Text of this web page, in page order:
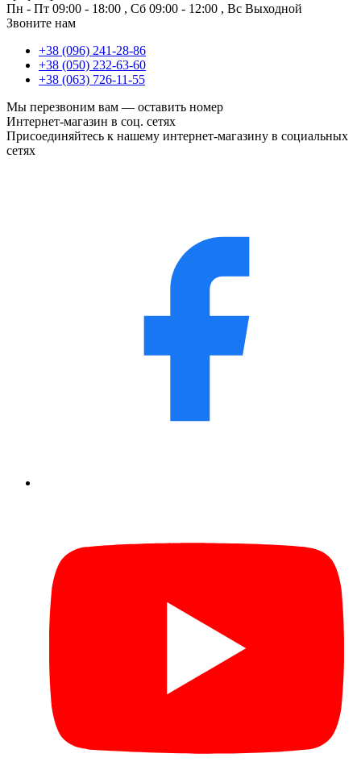
Пн - Пт 09:00 - 18:00 , Сб 09:00 - 12:00 , Вс Выходной
Звоните нам
+38 (096) 241-28-86
+38 (050) 232-63-60
+38 (063) 726-11-55
Мы перезвоним вам — оставить номер
Интернет-магазин в соц. сетях
Присоединяйтесь к нашему интернет-магазину в социальных
сетях